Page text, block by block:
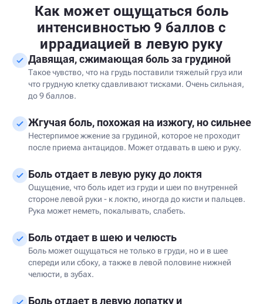
Как может ощущаться боль
интенсивностью 9 баллов с
иррадиацией в левую руку
Давящая, сжимающая боль за грудиной
Такое чувство, что на грудь поставили тяжелый груз или
что грудную клетку сдавливают тисками. Очень сильная,
до 9 баллов.
Жгучая боль, похожая на изжогу, но сильнее
Нестерпимое жжение за грудиной, которое не проходит
после приема антацидов. Может отдавать в шею и руку.
Боль отдает в левую руку до локтя
Ощущение, что боль идет из груди и шеи по внутренней
стороне левой руки - к локтю, иногда до кисти и пальцев.
Рука может неметь, покалывать, слабеть.
Боль отдает в шею и челюсть
Боль может ощущаться не только в груди, но и в шее
спереди или сбоку, а также в левой половине нижней
челюсти, в зубах.
Боль отдает в левую лопатку и